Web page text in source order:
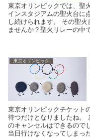
東京オリンピックでは、聖
インスタジアムの聖火台に
し続けられます。 その聖
ませんか？聖火リレーの中
東京オリンピック
東京オリンピックチケット
待つだけとなりましたね。
のキャンセルはできるので
当日行けなくなってしま